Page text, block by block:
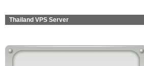
Thailand VPS Server